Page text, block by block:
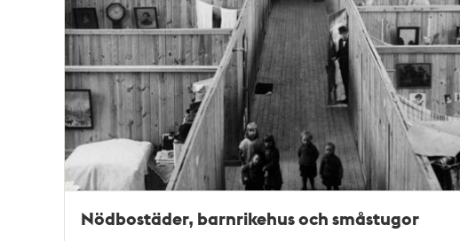
och
teman
Nödbostäder, barnrikehus och småstugor